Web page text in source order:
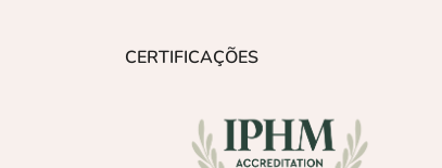
CERTIFICAÇÕES